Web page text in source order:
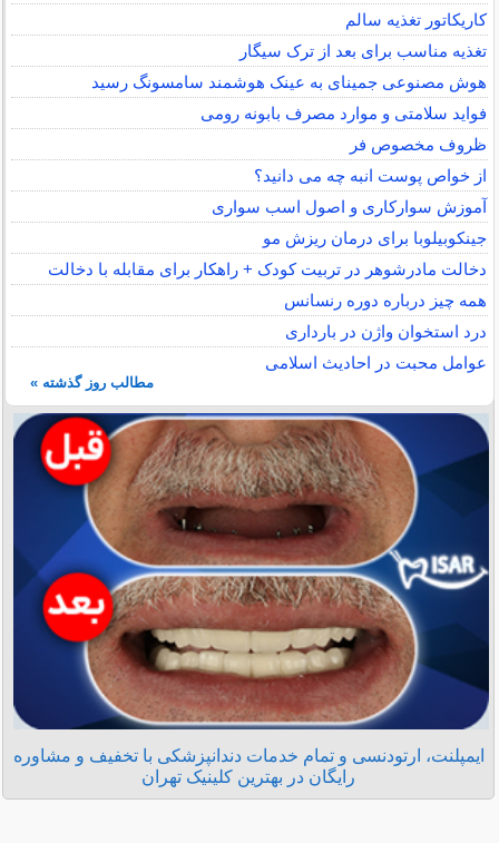
کاریکاتور تغذیه سالم
تغذیه مناسب برای بعد از ترک سیگار
هوش مصنوعی جمینای به عینک هوشمند سامسونگ رسید
فواید سلامتی و موارد مصرف بابونه رومی
ظروف مخصوص فر
از خواص پوست انبه چه می دانید؟
آموزش سوارکاری و اصول اسب سواری
جینکوبیلوبا برای درمان ریزش مو
دخالت مادرشوهر در تربیت کودک + راهکار برای مقابله با دخالت
همه چیز درباره دوره رنسانس
درد استخوان واژن در بارداری
عوامل محبت در احادیث اسلامى
مطالب روز گذشته »
ایمپلنت، ارتودنسی و تمام خدمات دندانپزشکی با تخفیف و مشاوره
رایگان در بهترین کلینیک تهران